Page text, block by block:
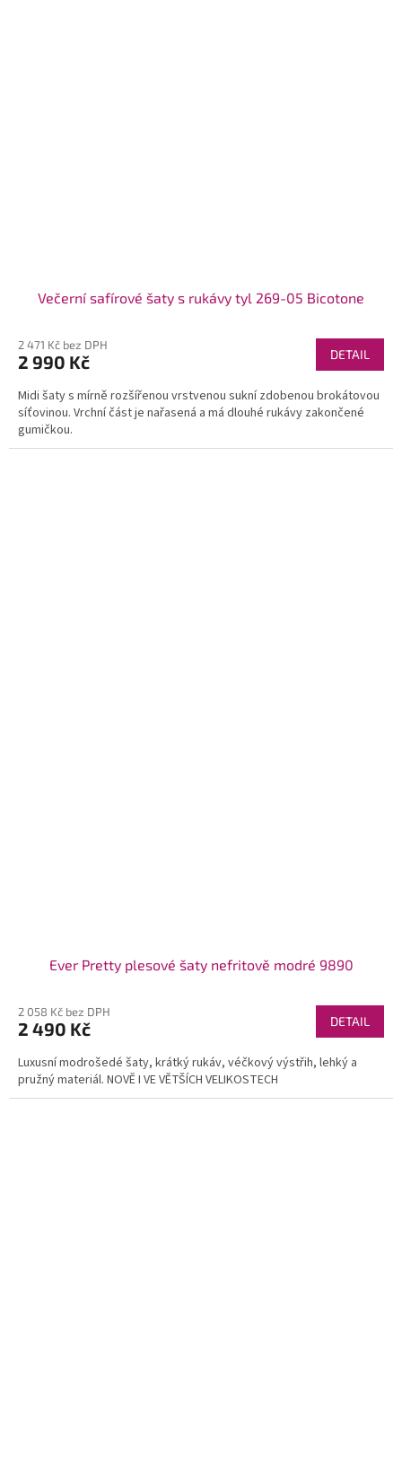
Večerní safírové šaty s rukávy tyl 269-05 Bicotone
2 471 Kč bez DPH
2 990 Kč DETAIL
Midi šaty s mírně rozšířenou vrstvenou sukní zdobenou brokátovou
síťovinou. Vrchní část je nařasená a má dlouhé rukávy zakončené
gumičkou.
Ever Pretty plesové šaty nefritově modré 9890
2 058 Kč bez DPH
2 490 Kč DETAIL
Luxusní modrošedé šaty, krátký rukáv, véčkový výstřih, lehký a
pružný materiál. NOVĚ I VE VĚTŠÍCH VELIKOSTECH